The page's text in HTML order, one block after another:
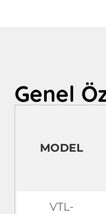
Genel
MODEL
VTL-